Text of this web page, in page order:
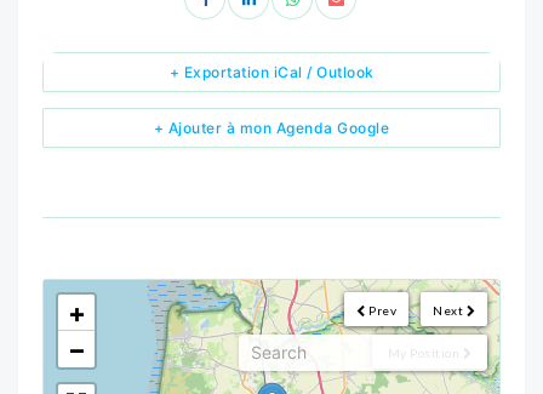
+ Ajouter à mon Agenda Google
+ Exportation iCal / Outlook
Next
Prev
My Position
<!---->
+
−